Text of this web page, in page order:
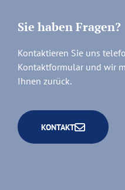
Sie haben Fragen?
Kontaktieren Sie uns
Kontaktformular und wir
Ihnen zurück.
KONTAKT